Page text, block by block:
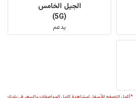
الجيل الخامس
(5G)
يدعم